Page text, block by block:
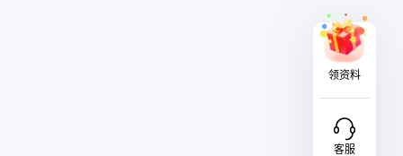
领资料
客服